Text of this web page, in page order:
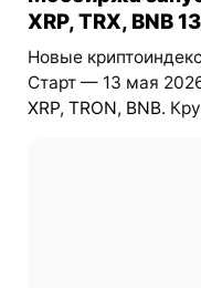
XRP, TRX, BNB
Новые
Старт — 13 мая
XRP, TRON, BNB.